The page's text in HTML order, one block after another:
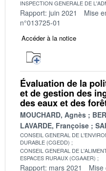
INSPECTION GENERALE DE
Rapport: juin 2021 Mise
n°013725-01
Accéder à la notice
Évaluation de la
et de gestion des
des eaux et des
MOUCHARD, Agnès
LAVARDE, Françoise
CONSEIL GENERAL DE
DURABLE (CGEDD)
CONSEIL GENERAL DE
ESPACES RURAUX (CGAAER)
Rapport: mars 2021 Mise